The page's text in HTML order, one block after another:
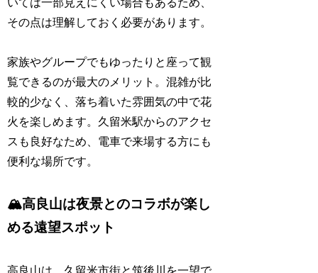
その点は理解しておく必要があります。
家族やグループでもゆったりと座って観
覧できるのが最大のメリット。混雑が比
較的少なく、落ち着いた雰囲気の中で花
火を楽しめます。久留米駅からのアクセ
スも良好なため、電車で来場する方にも
便利な場所です。
🏔️高良山は夜景とのコラボが楽し
める遠望スポット
高良山は、久留米市街と筑後川を一望で